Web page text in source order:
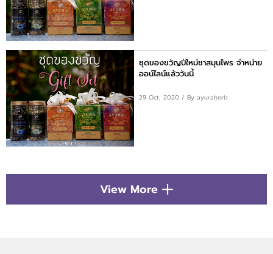
ชุดของขวัญปีใหม่ชาสมุนไพร จำหน่าย
ออน์ไลน์แล้ววันนี้
29 Oct, 2020 / By ayuraherb
View More